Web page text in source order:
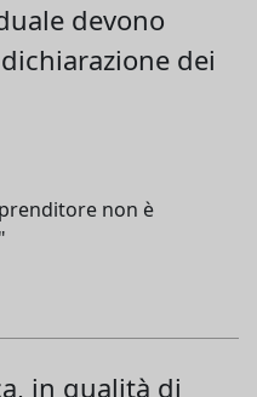
devono
dei
non è
in qualità di